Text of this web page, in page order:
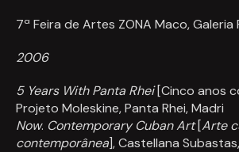
7ª Feira de Artes ZONA Maco, Galeria
2006
5 Years With Panta Rhei[Cinco anos
Projeto Moleskine, Panta Rhei, Madri
Now. Contemporary Cuban Art[Arte
contemporânea], Castellana